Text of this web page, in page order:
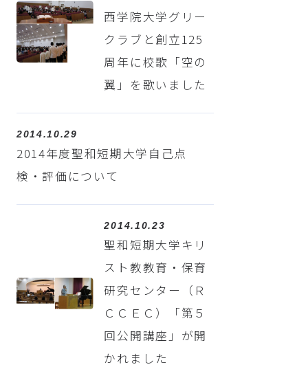
西学院大学グリー
クラブと創立125
周年に校歌「空の
翼」を歌いました
2014.10.29
2014年度聖和短期大学自己点
検・評価について
2014.10.23
聖和短期大学キリ
スト教教育・保育
研究センター（Ｒ
ＣＣＥＣ）「第５
回公開講座」が開
かれました